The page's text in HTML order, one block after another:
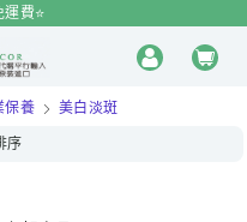
費⭐️
保養 美白淡斑
序